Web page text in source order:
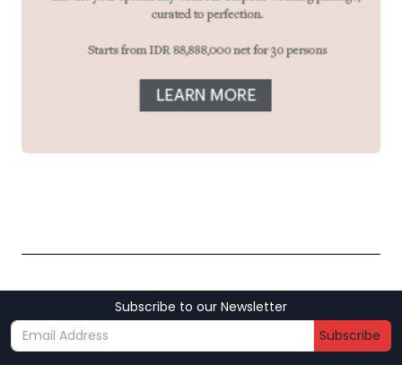
Subscribe to our Newsletter
Subscribe